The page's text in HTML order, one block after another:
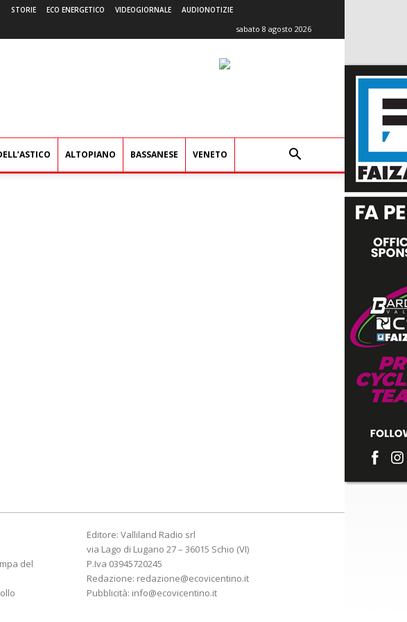
STORIE ECO ENERGETICO VIDEOGIORNALE AUDIONOTIZIE
sabato 8 agosto 2026
ALTOPIANO BASSANESE VENETO
del
Editore: Valliland Radio srl
via Lago di Lugano 27 – 36015 Schio (VI)
P.Iva 03945720245
Redazione: redazione@ecovicentino.it
Pubblicità: info@ecovicentino.it